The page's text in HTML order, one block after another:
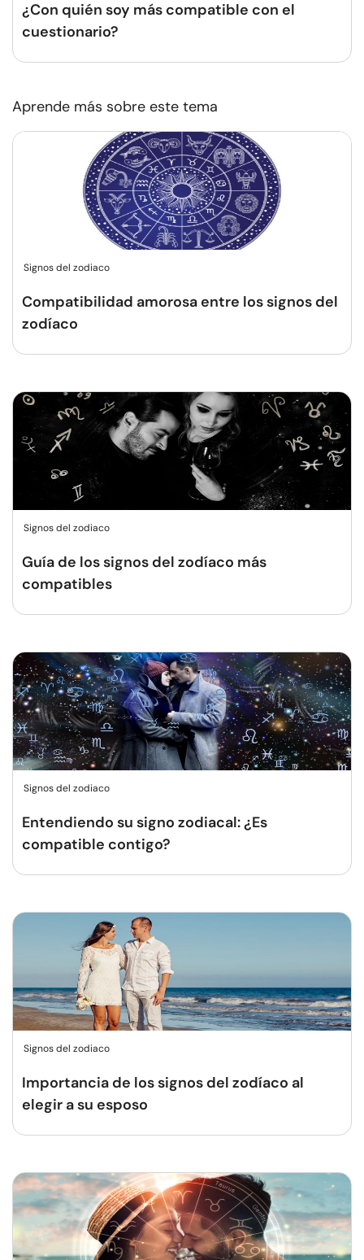
¿Con quién soy más compatible con el
cuestionario?
Aprende más sobre este tema
Signos del zodiaco
Compatibilidad amorosa entre los signos del
zodíaco
Signos del zodiaco
Guía de los signos del zodíaco más
compatibles
Signos del zodiaco
Entendiendo su signo zodiacal: ¿Es
compatible contigo?
Signos del zodiaco
Importancia de los signos del zodíaco al
elegir a su esposo